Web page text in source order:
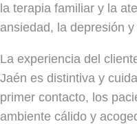
la terapia familiar y la
ansiedad, la depresión
La experiencia del
Jaén es distintiva y
primer contacto, los
ambiente cálido y